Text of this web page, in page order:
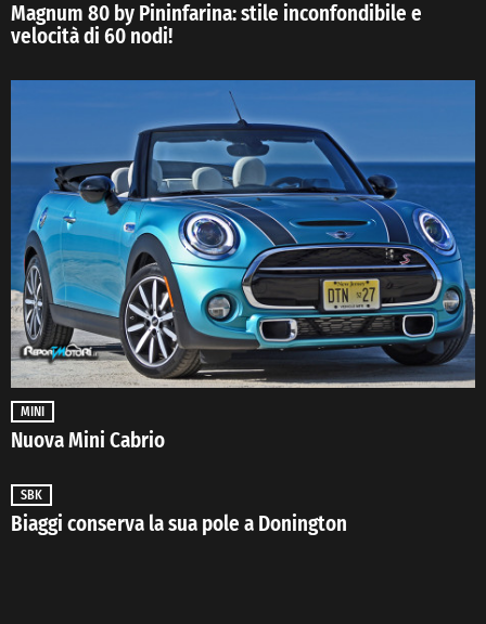
Magnum 80 by Pininfarina: stile inconfondibile e
velocità di 60 nodi!
MINI
Nuova Mini Cabrio
SBK
Biaggi conserva la sua pole a Donington